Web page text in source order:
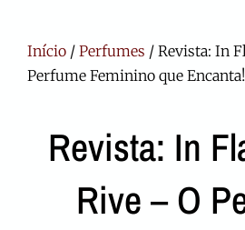
Início / Perfumes / Revista: In
Perfume Feminino que Encanta!
Revista: In
Rive – O